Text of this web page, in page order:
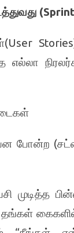
(User
போன்ற (
முடித்த
தங்கள்